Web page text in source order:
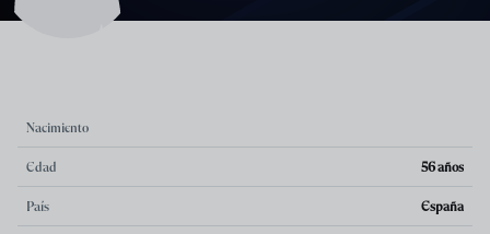
Nacimiento
Edad 56 años
País España